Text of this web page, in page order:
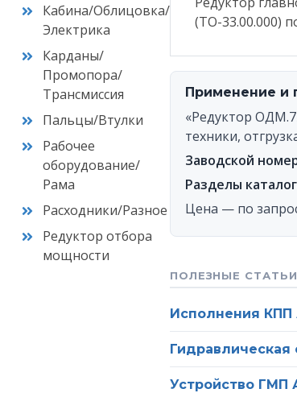
Кабина/Облицовка/
Электрика
Карданы/
Промопора/
Трансмиссия
Пальцы/Втулки
Рабочее
оборудование/
Рама
Расходники/Разное
Редуктор отбора
мощности
(ТО-33.00.000)
Применение и
«Редуктор
техники,
Заводской
Разделы
Цена — по
ПОЛЕЗНЫЕ СТАТЬИ
Исполнения КПП
Устройство ГМП